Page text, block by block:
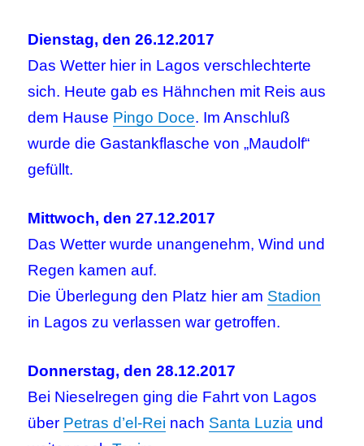
Dienstag, den 26.12.2017
Das Wetter hier in Lagos verschlechterte
sich. Heute gab es Hähnchen mit Reis aus
dem Hause Pingo Doce. Im Anschluß
wurde die Gastankflasche von „Maudolf“
gefüllt.
Mittwoch, den 27.12.2017
Das Wetter wurde unangenehm, Wind und
Regen kamen auf.
Die Überlegung den Platz hier am Stadion
in Lagos zu verlassen war getroffen.
Donnerstag, den 28.12.2017
Bei Nieselregen ging die Fahrt von Lagos
über Petras d’el-Rei nach Santa Luzia und